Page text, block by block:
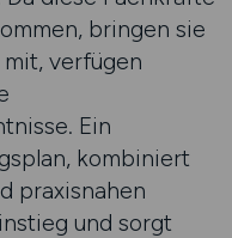
bringen sie
verfügen
Ein
kombiniert
praxisnahen
und sorgt